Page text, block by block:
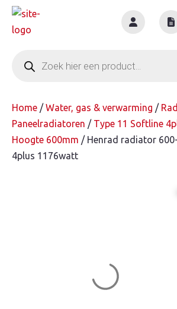
Skip
zoeken
Home /Water, gas & verwarming /
Paneelradiatoren / Type 11 Softline
Hoogte 600mm / Henrad radiator
4plus 1176watt